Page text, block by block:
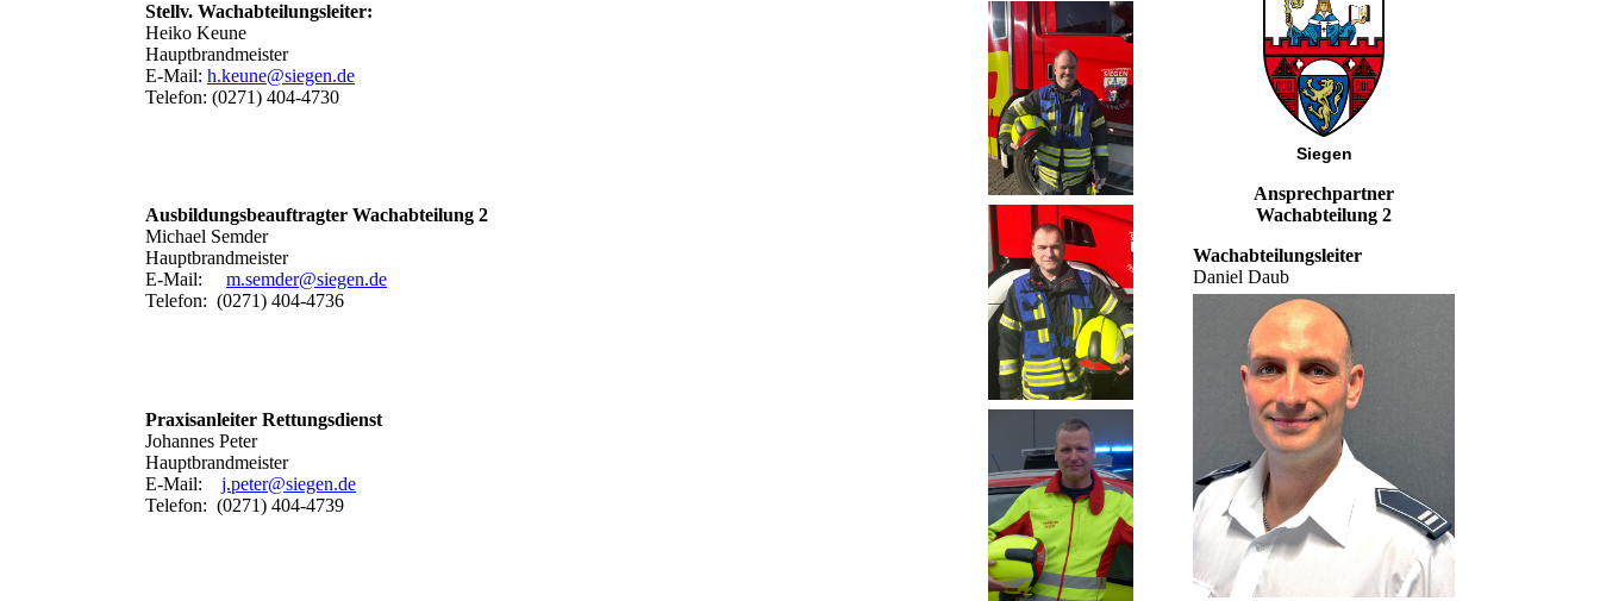
Stellv. Wachabteilungsleiter:
Heiko Keune
Hauptbrandmeister
E-Mail: h.keune@siegen.de
Telefon: (0271) 404-4730
Ausbildungsbeauftragter Wachabteilung 2
Michael Semder
Hauptbrandmeister
E-Mail: m.semder@siegen.de
Telefon: (0271) 404-4736
Praxisanleiter Rettungsdienst
Johannes Peter
Hauptbrandmeister
E-Mail: j.peter@siegen.de
Telefon: (0271) 404-4739
Siegen
Ansprechpartner
Wachabteilung 2
Wachabteilungsleiter
Daniel Daub